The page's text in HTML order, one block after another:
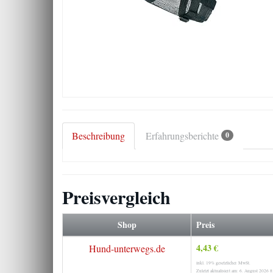
Beschreibung Erfahrungsberichte 0
Preisvergleich
Shop
Preis
Hund-unterwegs.de
4,43 €
inkl. 19% gesetzlicher MwSt.
Zuletzt aktualisiert am: 6. August 2026